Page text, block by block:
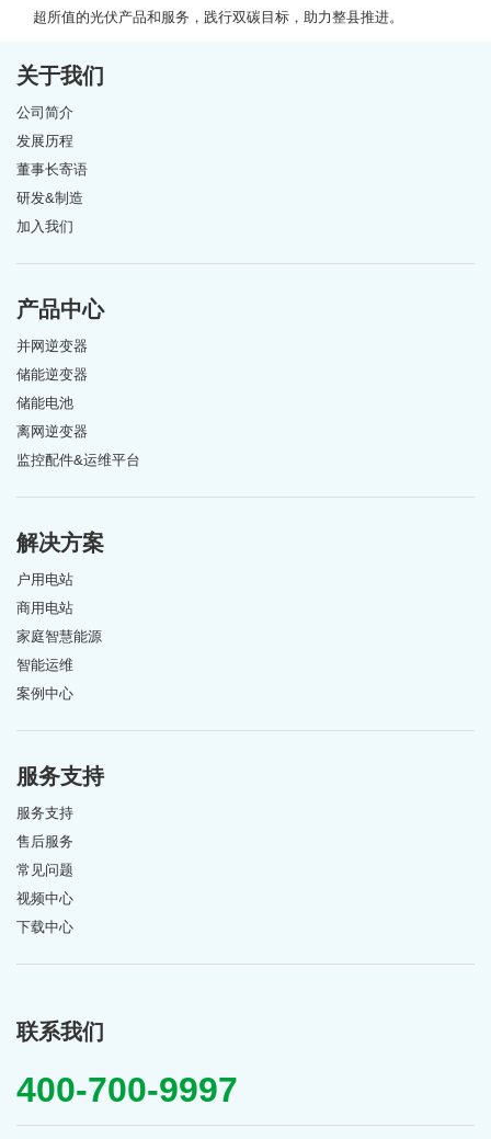
超所值的光伏产品和服务，践行双碳目标，助力整县推进。
关于我们
公司简介
发展历程
董事长寄语
研发&制造
加入我们
产品中心
并网逆变器
储能逆变器
储能电池
离网逆变器
监控配件&运维平台
解决方案
户用电站
商用电站
家庭智慧能源
智能运维
案例中心
服务支持
服务支持
售后服务
常见问题
视频中心
下载中心
联系我们
400-700-9997